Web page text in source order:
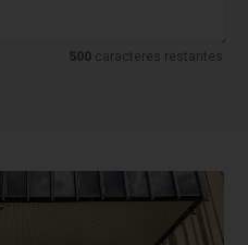
500caracteres restantes.